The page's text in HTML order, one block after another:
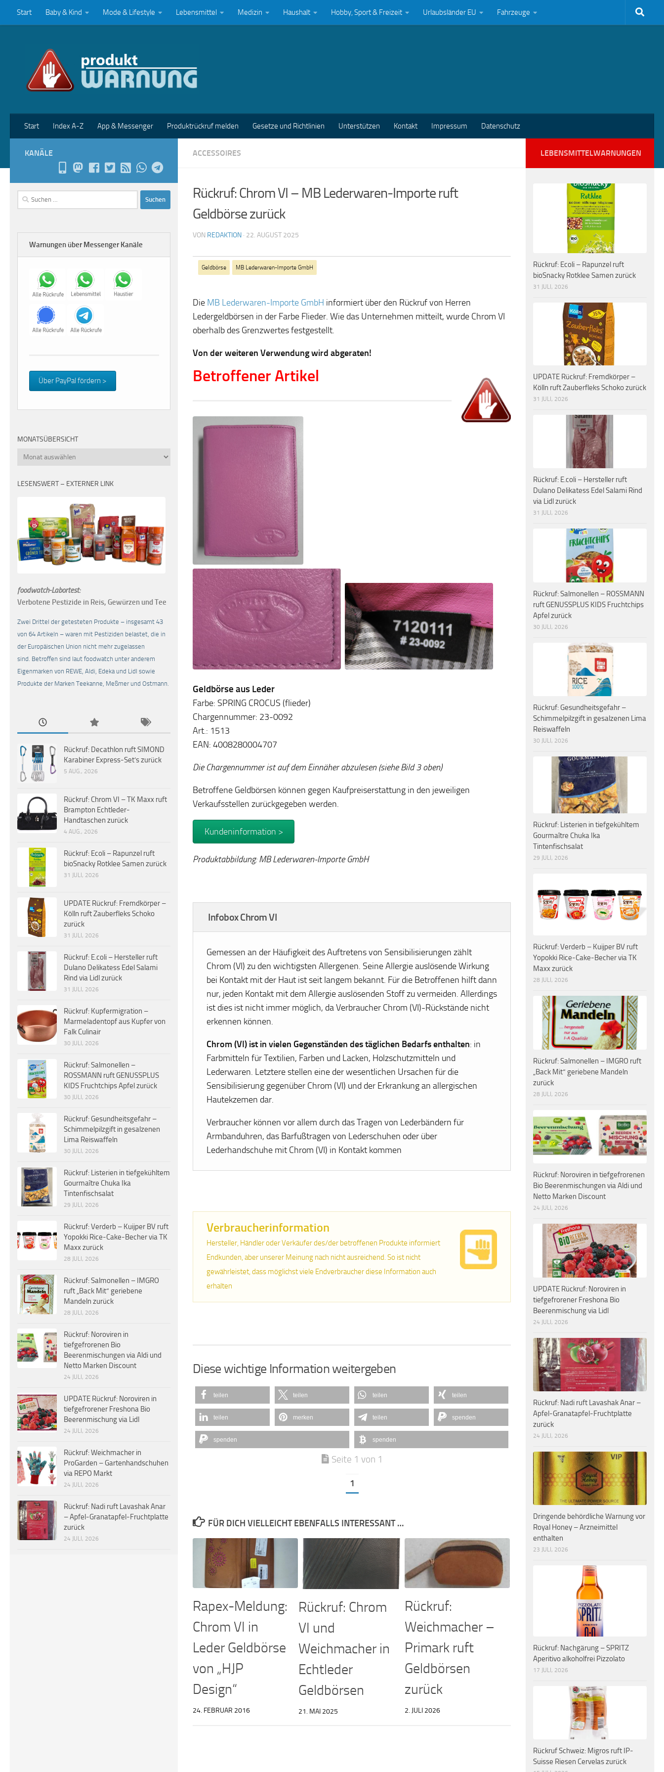
Zum Inhalt springen
Start Baby & Kind Mode & Lifestyle Lebensmittel Medizin Haushalt Hobby, Sport & Freizeit Urlaubsländer EU Fahrzeuge
Start Index A-Z App & Messenger Produktrückruf melden Gesetze und Richtlinien Unterstützen Kontakt Impressum Datenschutz
ACCESSOIRES
Rückruf: Chrom VI – MB Lederwaren-Importe ruft
Geldbörse zurück
VON REDAKTION · 22. AUGUST 2025
Geldbörse MB Lederwaren-Importe GmbH
Die MB Lederwaren-Importe GmbH informiert über den Rückruf von Herren
Ledergeldbörsen in der Farbe Flieder. Wie das Unternehmen mitteilt, wurde Chrom VI
oberhalb des Grenzwertes festgestellt.
Von der weiteren Verwendung wird abgeraten!
Betroffener Artikel
Geldbörse aus Leder
Farbe: SPRING CROCUS (flieder)
Chargennummer: 23-0092
Art.: 1513
EAN: 4008280004707
Die Chargennummer ist auf dem Einnäher abzulesen (siehe Bild 3 oben)
Betroffene Geldbörsen können gegen Kaufpreiserstattung in den jeweiligen
Verkaufsstellen zurückgegeben werden.
Kundeninformation >
Produktabbildung: MB Lederwaren-Importe GmbH
Infobox Chrom VI
Gemessen an der Häufigkeit des Auftretens von Sensibilisierungen zählt
Chrom (VI) zu den wichtigsten Allergenen. Seine Allergie auslösende Wirkung
bei Kontakt mit der Haut ist seit langem bekannt. Für die Betroffenen hilft dann
nur, jeden Kontakt mit dem Allergie auslösenden Stoff zu vermeiden. Allerdings
ist dies ist nicht immer möglich, da Verbraucher Chrom (VI)-Rückstände nicht
erkennen können.
Chrom (VI) ist in vielen Gegenständen des täglichen Bedarfs enthalten: in
Farbmitteln für Textilien, Farben und Lacken, Holzschutzmitteln und
Lederwaren. Letztere stellen eine der wesentlichen Ursachen für die
Sensibilisierung gegenüber Chrom (VI) und der Erkrankung an allergischen
Hautekzemen dar.
Verbraucher können vor allem durch das Tragen von Lederbändern für
Armbanduhren, das Barfußtragen von Lederschuhen oder über
Lederhandschuhe mit Chrom (VI) in Kontakt kommen
Verbraucherinformation
Hersteller, Händler oder Verkäufer des/der betroffenen Produkte informiert
Endkunden, aber unserer Meinung nach nicht ausreichend. So ist nicht
gewährleistet, dass möglichst viele Endverbraucher diese Information auch
erhalten
Diese wichtige Information weitergeben
teilen teilen teilen teilen
teilen merken teilen spenden
spenden spenden
Seite 1 von 1
1
FÜR DICH VIELLEICHT EBENFALLS INTERESSANT …
Rapex-Meldung:
Chrom VI in
Leder Geldbörse
von „HJP
Design“
24. FEBRUAR 2016
Rückruf: Chrom
VI und
Weichmacher in
Echtleder
Geldbörsen
21. MAI 2025
Rückruf:
Weichmacher –
Primark ruft
Geldbörsen
zurück
2. JULI 2026
KANÄLE
Suchen
nach:
Warnungen über Messenger Kanäle
Über PayPal fördern >
MONATSÜBERSICHT
Monatsübersicht
LESENSWERT – EXTERNER LINK
foodwatch-Labortest:
Verbotene Pestizide in Reis, Gewürzen und Tee
Zwei Drittel der getesteten Produkte – insgesamt 43
von 64 Artikeln – waren mit Pestiziden belastet, die in
der Europäischen Union nicht mehr zugelassen
sind. Betroffen sind laut foodwatch unter anderem
Eigenmarken von REWE, Aldi, Edeka und Lidl sowie
Produkte der Marken Teekanne, Meßmer und Ostmann.
Rückruf: Decathlon ruft SIMOND
Karabiner Express-Set’s zurück
5 AUG., 2026
Rückruf: Chrom VI – TK Maxx ruft
Brampton Echtleder-
Handtaschen zurück
4 AUG., 2026
Rückruf: Ecoli – Rapunzel ruft
bioSnacky Rotklee Samen zurück
31 JULI, 2026
UPDATE Rückruf: Fremdkörper –
Kölln ruft Zauberfleks Schoko
zurück
31 JULI, 2026
Rückruf: E.coli – Hersteller ruft
Dulano Delikatess Edel Salami
Rind via Lidl zurück
31 JULI, 2026
Rückruf: Kupfermigration –
Marmeladentopf aus Kupfer von
Falk Culinair
30 JULI, 2026
Rückruf: Salmonellen –
ROSSMANN ruft GENUSSPLUS
KIDS Fruchtchips Apfel zurück
30 JULI, 2026
Rückruf: Gesundheitsgefahr –
Schimmelpilzgift in gesalzenen
Lima Reiswaffeln
30 JULI, 2026
Rückruf: Listerien in tiefgekühltem
Gourmaître Chuka Ika
Tintenfischsalat
29 JULI, 2026
Rückruf: Verderb – Kuijper BV ruft
Yopokki Rice-Cake-Becher via TK
Maxx zurück
28 JULI, 2026
Rückruf: Salmonellen – IMGRO
ruft „Back Mit“ geriebene
Mandeln zurück
28 JULI, 2026
Rückruf: Noroviren in
tiefgefrorenen Bio
Beerenmischungen via Aldi und
Netto Marken Discount
24 JULI, 2026
UPDATE Rückruf: Noroviren in
tiefgefrorener Freshona Bio
Beerenmischung via Lidl
24 JULI, 2026
Rückruf: Weichmacher in
ProGarden – Gartenhandschuhen
via REPO Markt
24 JULI, 2026
Rückruf: Nadi ruft Lavashak Anar
– Apfel-Granatapfel-Fruchtplatte
zurück
24 JULI, 2026
LEBENSMITTELWARNUNGEN
Rückruf: Ecoli – Rapunzel ruft
bioSnacky Rotklee Samen zurück
31 JULI, 2026
UPDATE Rückruf: Fremdkörper –
Kölln ruft Zauberfleks Schoko zurück
31 JULI, 2026
Rückruf: E.coli – Hersteller ruft
Dulano Delikatess Edel Salami Rind
via Lidl zurück
31 JULI, 2026
Rückruf: Salmonellen – ROSSMANN
ruft GENUSSPLUS KIDS Fruchtchips
Apfel zurück
30 JULI, 2026
Rückruf: Gesundheitsgefahr –
Schimmelpilzgift in gesalzenen Lima
Reiswaffeln
30 JULI, 2026
Rückruf: Listerien in tiefgekühltem
Gourmaître Chuka Ika
Tintenfischsalat
29 JULI, 2026
Rückruf: Verderb – Kuijper BV ruft
Yopokki Rice-Cake-Becher via TK
Maxx zurück
28 JULI, 2026
Rückruf: Salmonellen – IMGRO ruft
„Back Mit“ geriebene Mandeln
zurück
28 JULI, 2026
Rückruf: Noroviren in tiefgefrorenen
Bio Beerenmischungen via Aldi und
Netto Marken Discount
24 JULI, 2026
UPDATE Rückruf: Noroviren in
tiefgefrorener Freshona Bio
Beerenmischung via Lidl
24 JULI, 2026
Rückruf: Nadi ruft Lavashak Anar –
Apfel-Granatapfel-Fruchtplatte
zurück
24 JULI, 2026
Dringende behördliche Warnung vor
Royal Honey – Arzneimittel
enthalten
23 JULI, 2026
Rückruf: Nachgärung – SPRITZ
Aperitivo alkoholfrei Pizzolato
17 JULI, 2026
Rückruf Schweiz: Migros ruft IP-
Suisse Riesen Cervelas zurück